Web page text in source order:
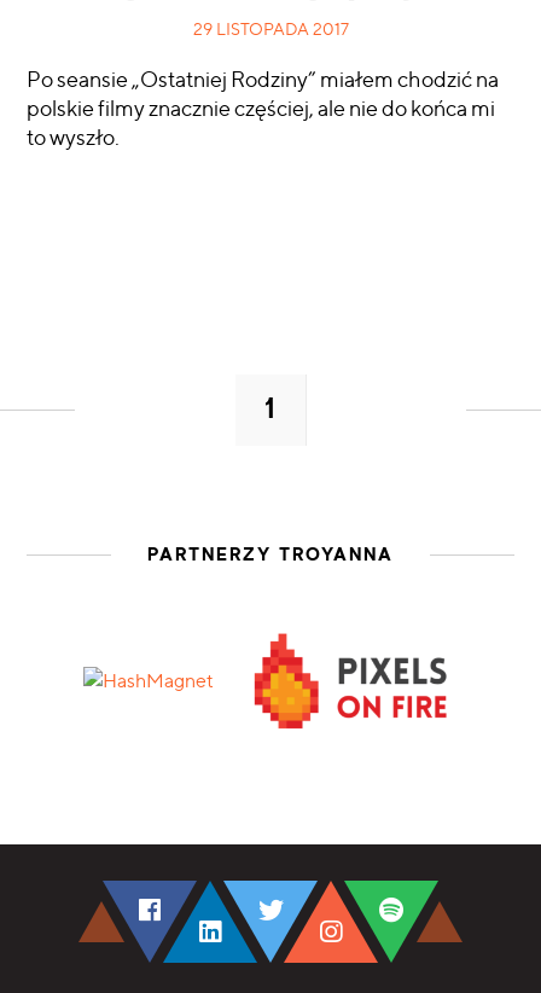
29 LISTOPADA 2017
Po seansie „Ostatniej Rodziny” miałem chodzić na
polskie filmy znacznie częściej, ale nie do końca mi
to wyszło.
1
PARTNERZY TROYANNA